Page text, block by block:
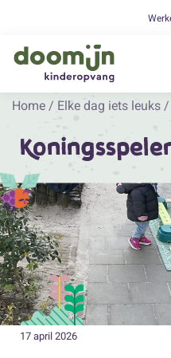
Home / Elke dag iets leuks /
17 april 2026